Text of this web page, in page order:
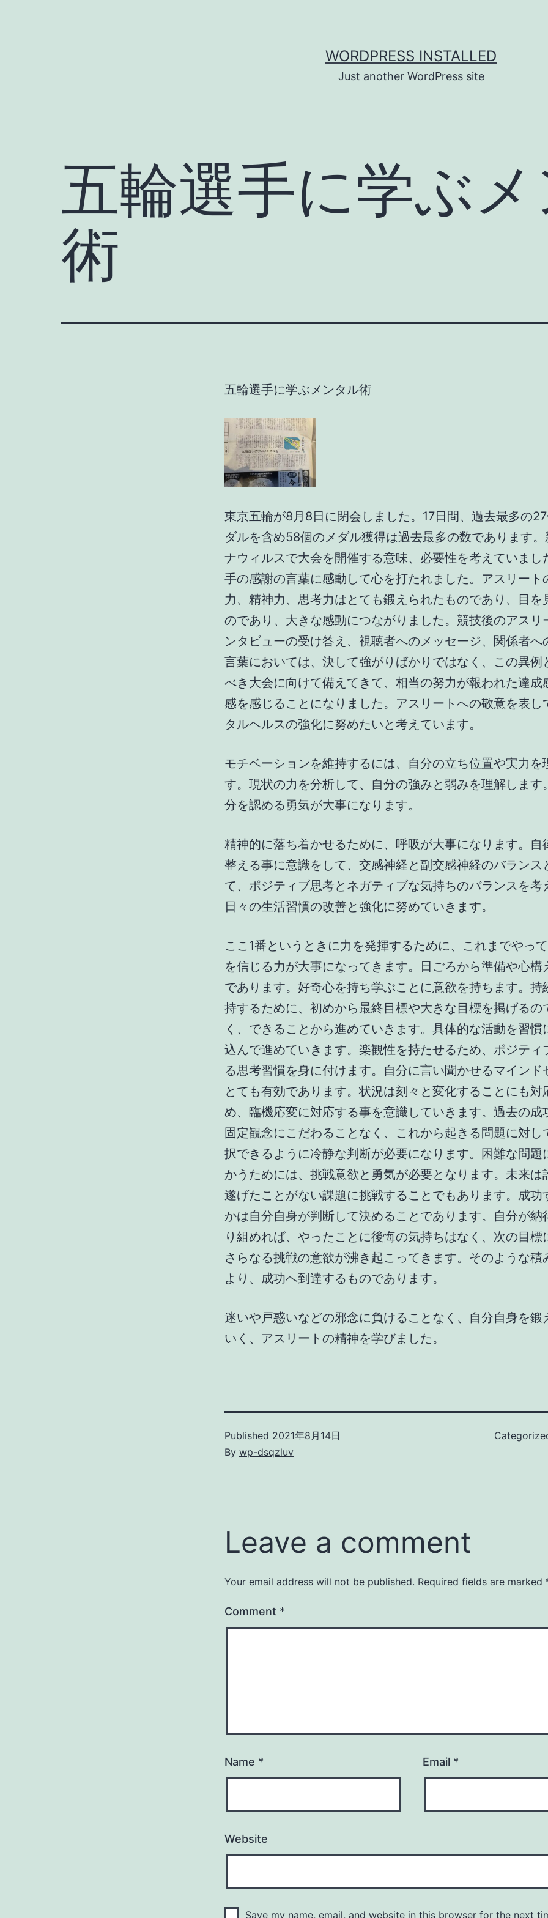
WORDPRESS INSTALLED
Just another WordPress site
五輪選手に学ぶ
術
五輪選手に学ぶメンタル術
東京五輪が8月8日に閉会しました。17日間、過去最多の
ダルを含め58個のメダル獲得は過去最多の数であります
ナウィルスで大会を開催する意味、必要性を考えていまし
手の感謝の言葉に感動して心を打たれました。アスリート
力、精神力、思考力はとても鍛えられたものであり、目を
のであり、大きな感動につながりました。競技後のアスリ
ンタビューの受け答え、視聴者へのメッセージ、関係者へ
言葉においては、決して強がりばかりではなく、この異例
べき大会に向けて備えてきて、相当の努力が報われた達成
感を感じることになりました。アスリートへの敬意を表し
タルヘルスの強化に努めたいと考えています。
モチベーションを維持するには、自分の立ち位置や実力を
す。現状の力を分析して、自分の強みと弱みを理解します
分を認める勇気が大事になります。
精神的に落ち着かせるために、呼吸が大事になります。自
整える事に意識をして、交感神経と副交感神経のバランス
て、ポジティブ思考とネガティブな気持ちのバランスを考
日々の生活習慣の改善と強化に努めていきます。
ここ1番というときに力を発揮するために、これまでやっ
を信じる力が大事になってきます。日ごろから準備や心構
であります。好奇心を持ち学ぶことに意欲を持ちます。持
持するために、初めから最終目標や大きな目標を掲げるの
く、できることから進めていきます。具体的な活動を習慣
込んで進めていきます。楽観性を持たせるため、ポジティ
る思考習慣を身に付けます。自分に言い聞かせるマインド
とても有効であります。状況は刻々と変化することにも対
め、臨機応変に対応する事を意識していきます。過去の成
固定観念にこだわることなく、これから起きる問題に対し
択できるように冷静な判断が必要になります。困難な問題
かうためには、挑戦意欲と勇気が必要となります。未来は
遂げたことがない課題に挑戦することでもあります。成功
かは自分自身が判断して決めることであります。自分が納
り組めれば、やったことに後悔の気持ちはなく、次の目標
さらなる挑戦の意欲が沸き起こってきます。そのような積
より、成功へ到達するものであります。
迷いや戸惑いなどの邪念に負けることなく、自分自身を鍛
いく、アスリートの精神を学びました。
Published 2021年8月14日
By wp-dsqzluv
Leave a comment
Your email address will not be published. Required fields are marked
Comment *
Name * Email *
Website
Save my name, email, and website in this browser for the next